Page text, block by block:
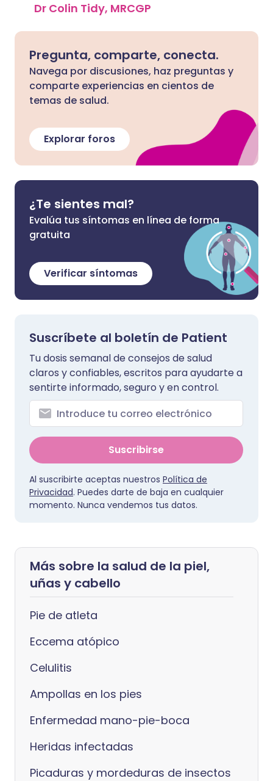
Dr Colin Tidy, MRCGP
Pregunta, comparte, conecta.
Navega por discusiones, haz preguntas y
comparte experiencias en cientos de
temas de salud.
Explorar foros
¿Te sientes mal?
Evalúa tus síntomas en línea de forma
gratuita
Verificar síntomas
Suscríbete al boletín de Patient
Tu dosis semanal de consejos de salud
claros y confiables, escritos para ayudarte a
sentirte informado, seguro y en control.
Suscribirse
Al suscribirte aceptas nuestros Política de
Privacidad. Puedes darte de baja en cualquier
momento. Nunca vendemos tus datos.
Más sobre la salud de la piel,
uñas y cabello
Pie de atleta
Eccema atópico
Celulitis
Ampollas en los pies
Enfermedad mano-pie-boca
Heridas infectadas
Picaduras y mordeduras de insectos